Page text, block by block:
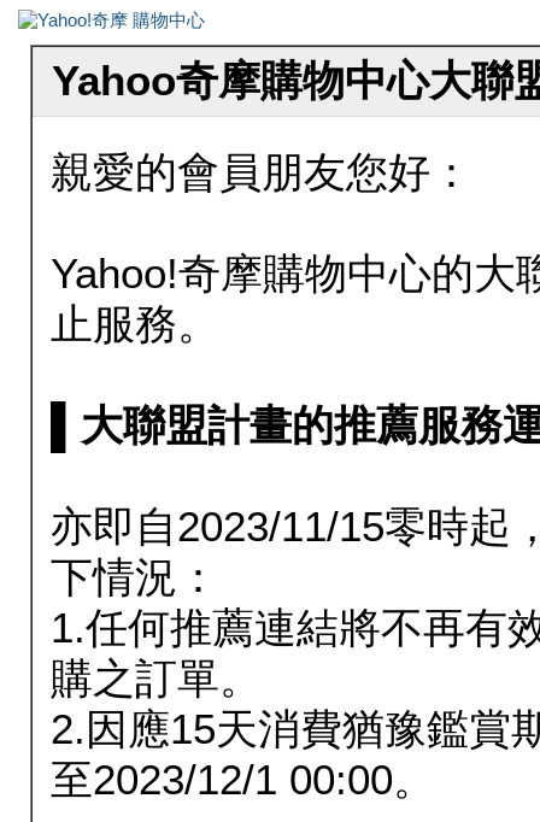
Yahoo奇摩購物中心大聯
親愛的會員朋友您好：
Yahoo!奇摩購物中心的大
止服務。
▌大聯盟計畫的推薦服務
亦即自2023/11/15零時起
下情況：
1.任何推薦連結將不再有
購之訂單。
2.因應15天消費猶豫鑑賞
至2023/12/1 00:00。